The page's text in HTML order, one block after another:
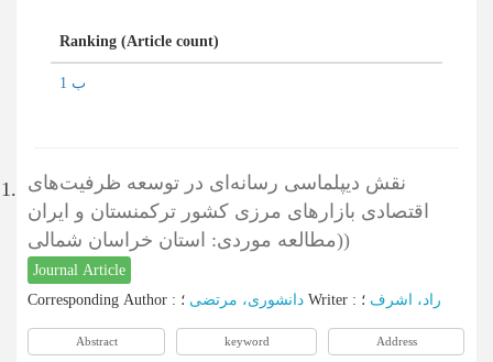
Ranking (Article count)
ب 1
1. نقش دیپلماسی رسانه‌ای در توسعه ظرفیت‌های
اقتصادی بازارهای مرزی کشور ترکمنستان و ایران
(مطالعه موردی: استان خراسان شمالی)
Journal Article
Corresponding Author : دانشوری، مرتضی Writer : راد، اشرف ؛
Abstract keyword Address